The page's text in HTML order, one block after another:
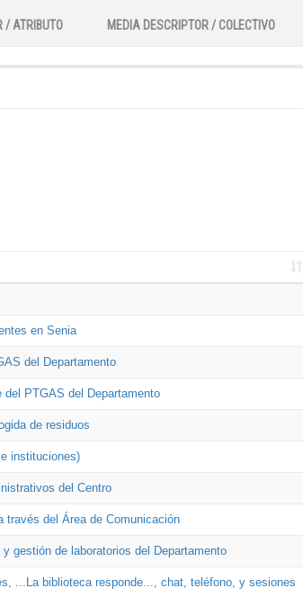
/ ATRIBUTO MEDIA DESCRIPTOR / COLECTIVO
en Senia
del Departamento
PTGAS del Departamento
de residuos
instituciones)
del Centro
través del Área de Comunicación
gestión de laboratorios del Departamento
...La biblioteca responde..., chat, teléfono, y sesiones